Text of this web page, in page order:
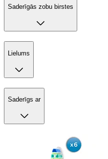
Saderīgās zobu birstes
Lielums
Saderīgs ar